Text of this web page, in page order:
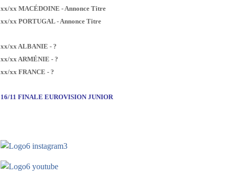
xx/xx MACÉDOINE - Annonce Titre
xx/xx PORTUGAL - Annonce Titre
xx/xx ALBANIE - ?
xx/xx ARMÉNIE - ?
xx/xx FRANCE - ?
16/11 FINALE EUROVISION JUNIOR